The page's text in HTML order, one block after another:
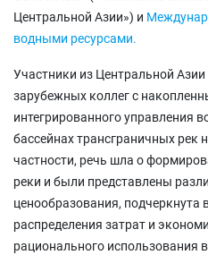
Центральной Азии») и
водными ресурсами.
Участники из Центральной
зарубежных коллег с
интегрированного управления
бассейнах трансграничных рек
частности, речь шла о
реки и были представлены
ценообразования, подчеркнута
распределения затрат и
рационального использования